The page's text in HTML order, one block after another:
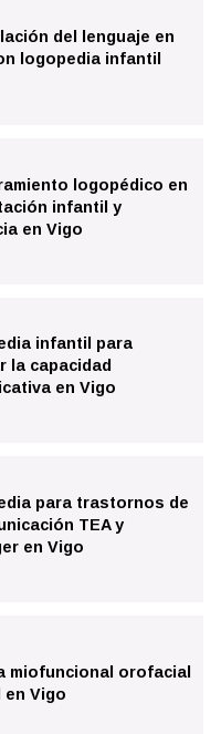
Vigo
en Vigo
de aprendizaje en
del lenguaje en
logopedia infantil
logopédico en
infantil y
en Vigo
infantil para
la capacidad
en Vigo
para trastornos de
TEA y
en Vigo
miofuncional orofacial
Vigo